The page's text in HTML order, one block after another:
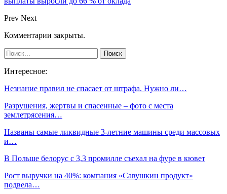
Prev Next
Комментарии закрыты.
Интересное:
Незнание правил не спасает от штрафа. Нужно ли…
Разрушения, жертвы и спасенные – фото с места
землетрясения…
Названы самые ликвидные 3-летние машины среди массовых
и…
В Польше белорус с 3,3 промилле съехал на фуре в кювет
Рост выручки на 40%: компания «Савушкин продукт»
подвела…